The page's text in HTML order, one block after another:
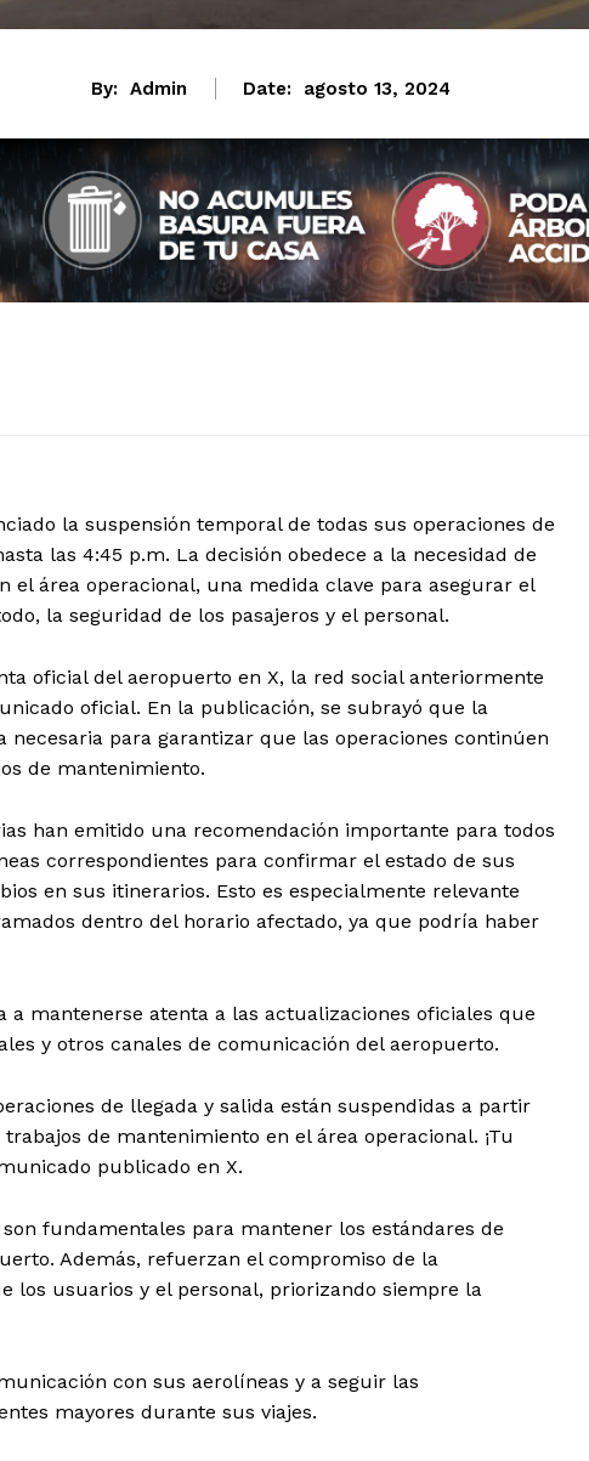
By: Admin Date: agosto 13, 2024
la suspensión temporal de todas sus operaciones de
las 4:45 p.m. La decisión obedece a la necesidad de
el área operacional, una medida clave para asegurar el
la seguridad de los pasajeros y el personal.
oficial del aeropuerto en X, la red social anteriormente
oficial. En la publicación, se subrayó que la
necesaria para garantizar que las operaciones continúen
de mantenimiento.
han emitido una recomendación importante para todos
correspondientes para confirmar el estado de sus
en sus itinerarios. Esto es especialmente relevante
dentro del horario afectado, ya que podría haber
mantenerse atenta a las actualizaciones oficiales que
y otros canales de comunicación del aeropuerto.
de llegada y salida están suspendidas a partir
de mantenimiento en el área operacional. ¡Tu
publicado en X.
fundamentales para mantener los estándares de
Además, refuerzan el compromiso de la
los usuarios y el personal, priorizando siempre la
con sus aerolíneas y a seguir las
mayores durante sus viajes.